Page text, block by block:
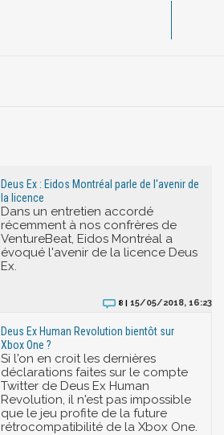
Deus Ex : Eidos Montréal parle de l'avenir de
la licence
Dans un entretien accordé
récemment à nos confrères de
VentureBeat, Eidos Montréal a
évoqué l'avenir de la licence Deus
Ex.
8 | 15/05/2018, 16:23
Deus Ex Human Revolution bientôt sur
Xbox One ?
Si l'on en croit les dernières
déclarations faites sur le compte
Twitter de Deus Ex Human
Revolution, il n'est pas impossible
que le jeu profite de la future
rétrocompatibilité de la Xbox One.